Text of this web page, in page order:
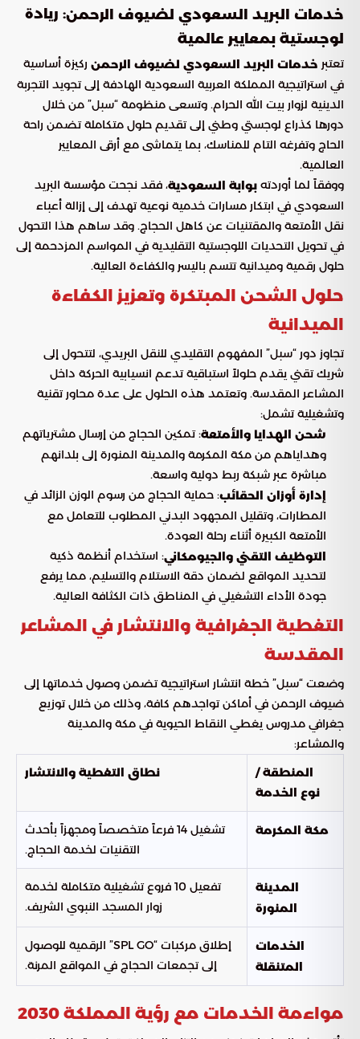
خدمات البريد السعودي لضيوف الرحمن: ريادة
لوجستية بمعايير عالمية
تعتبر خدمات البريد السعودي لضيوف الرحمن ركيزة أساسية
في استراتيجية المملكة العربية السعودية الهادفة إلى تجويد التجربة
الدينية لزوار بيت الله الحرام. وتسعى منظومة “سبل” من خلال
دورها كذراع لوجستي وطني إلى تقديم حلول متكاملة تضمن راحة
الحاج وتفرغه التام للمناسك، بما يتماشى مع أرقى المعايير
العالمية.
ووفقاً لما أوردته بوابة السعودية، فقد نجحت مؤسسة البريد
السعودي في ابتكار مسارات خدمية نوعية تهدف إلى إزالة أعباء
نقل الأمتعة والمقتنيات عن كاهل الحجاج. وقد ساهم هذا التحول
في تحويل التحديات اللوجستية التقليدية في المواسم المزدحمة إلى
حلول رقمية وميدانية تتسم باليسر والكفاءة العالية.
حلول الشحن المبتكرة وتعزيز الكفاءة
الميدانية
تجاوز دور “سبل” المفهوم التقليدي للنقل البريدي، لتتحول إلى
شريك تقني يقدم حلولاً استباقية تدعم انسيابية الحركة داخل
المشاعر المقدسة. وتعتمد هذه الحلول على عدة محاور تقنية
وتشغيلية تشمل:
شحن الهدايا والأمتعة: تمكين الحجاج من إرسال مشترياتهم
وهداياهم من مكة المكرمة والمدينة المنورة إلى بلدانهم
مباشرة عبر شبكة ربط دولية واسعة.
إدارة أوزان الحقائب: حماية الحجاج من رسوم الوزن الزائد في
المطارات، وتقليل المجهود البدني المطلوب للتعامل مع
الأمتعة الكبيرة أثناء رحلة العودة.
التوظيف التقني والجيومكاني: استخدام أنظمة ذكية
لتحديد المواقع لضمان دقة الاستلام والتسليم، مما يرفع
جودة الأداء التشغيلي في المناطق ذات الكثافة العالية.
التغطية الجغرافية والانتشار في المشاعر
المقدسة
وضعت “سبل” خطة انتشار استراتيجية تضمن وصول خدماتها إلى
ضيوف الرحمن في أماكن تواجدهم كافة، وذلك من خلال توزيع
جغرافي مدروس يغطي النقاط الحيوية في مكة والمدينة
والمشاعر:
المنطقة /
نوع الخدمة
نطاق التغطية والانتشار
مكة المكرمة
تشغيل 14 فرعاً متخصصاً ومجهزاً بأحدث
التقنيات لخدمة الحجاج.
المدينة
المنورة
تفعيل 10 فروع تشغيلية متكاملة لخدمة
زوار المسجد النبوي الشريف.
الخدمات
المتنقلة
إطلاق مركبات “SPL GO” الرقمية للوصول
إلى تجمعات الحجاج في المواقع المرنة.
مواءمة الخدمات مع رؤية المملكة 2030